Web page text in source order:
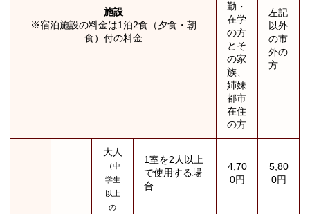
施設
※宿泊施設の料金は1泊2食（夕食・朝
食）付の料金
勤・
在学
の方
とそ
の家
族、
姉妹
都市
在住
の方
左記
以外
の市
外の
方
大人
（中
学生
以上
の
1室を2人以上
で使用する場
合
4,70
0円
5,80
0円